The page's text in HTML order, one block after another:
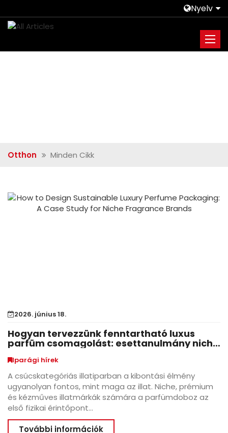
Nyelv
Otthon Minden Cikk
2026. június 18.
Hogyan tervezzünk fenntartható luxus
parfüm csomagolást: esettanulmány niche
Iparági hírek
A csúcskategóriás illatiparban a kibontási élmény
ugyanolyan fontos, mint maga az illat. Niche, prémium
és kézműves illatmárkák számára a parfümdoboz az
első fizikai érintőpont...
További információk